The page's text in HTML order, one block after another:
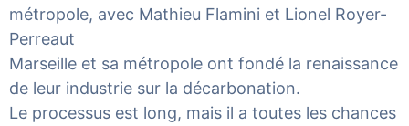
métropole, avec Mathieu Flamini et Lionel Royer-
Perreaut
Marseille et sa métropole ont fondé la renaissance
de leur industrie sur la décarbonation.
Le processus est long, mais il a toutes les chances